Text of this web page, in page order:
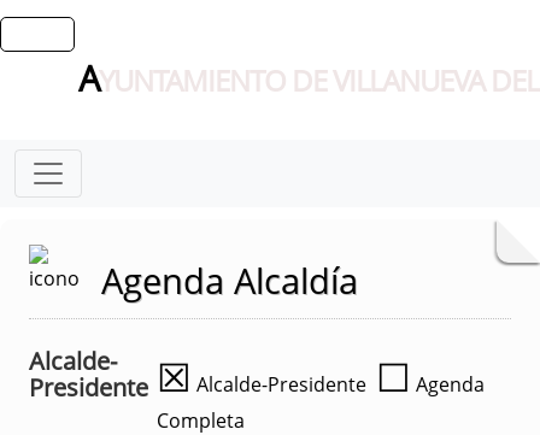
AYUNTAMIENTO DE VILLANUEVA
Agenda Alcaldía
Alcalde-
Presidente ☒ Alcalde-Presidente ☐ Agenda
Completa